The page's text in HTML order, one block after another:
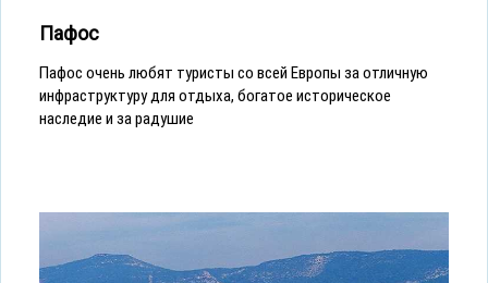
Пафос
Пафос очень любят туристы со всей Европы за отличную
инфраструктуру для отдыха, богатое историческое
наследие и за радушие